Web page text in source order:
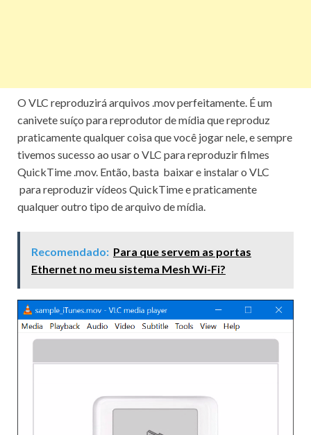
O VLC reproduzirá arquivos .mov perfeitamente. É um
canivete suíço para reprodutor de mídia que reproduz
praticamente qualquer coisa que você jogar nele, e sempre
tivemos sucesso ao usar o VLC para reproduzir filmes
QuickTime .mov. Então, basta baixar e instalar o VLC
para reproduzir vídeos QuickTime e praticamente
qualquer outro tipo de arquivo de mídia.
Recomendado: Para que servem as portas
Ethernet no meu sistema Mesh Wi-Fi?